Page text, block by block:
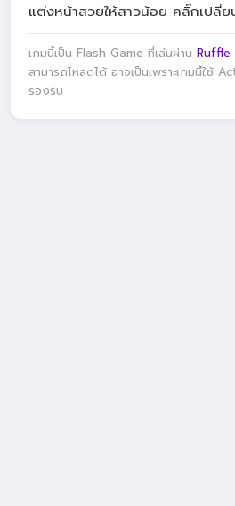
แต่งหน้าสวยให้สาวน้อย คลิ๊กเปลี่ย
เกมนี้เป็น Flash Game ที่เล่นผ่าน Ruffle
สามารถโหลดได้ อาจเป็นเพราะเกมนี้ใช้
รองรับ